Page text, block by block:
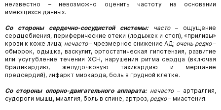
неизвестно – невозможно оценить частоту на основании
имеющихся данных.
Со стороны сердечно-сосудистой системы: часто –
ощущение
сердцебиения, периферические отеки (лодыжек и стоп), «приливы»
крови к коже лица; нечасто– чрезмерное снижение АД; очень редко–
обморок, одышка, васкулит, ортостатическая гипотензия, развитие
или усугубление течения ХСН, нарушения ритма сердца (включая
брадикардию, желудочковую тахикардию и мерцание
предсердий), инфаркт миокарда, боль в грудной клетке.
Со стороны опорно-двигательного аппарата: нечасто – артралгия,
судороги мышц, миалгия, боль в спине, артроз, редко– миастения.